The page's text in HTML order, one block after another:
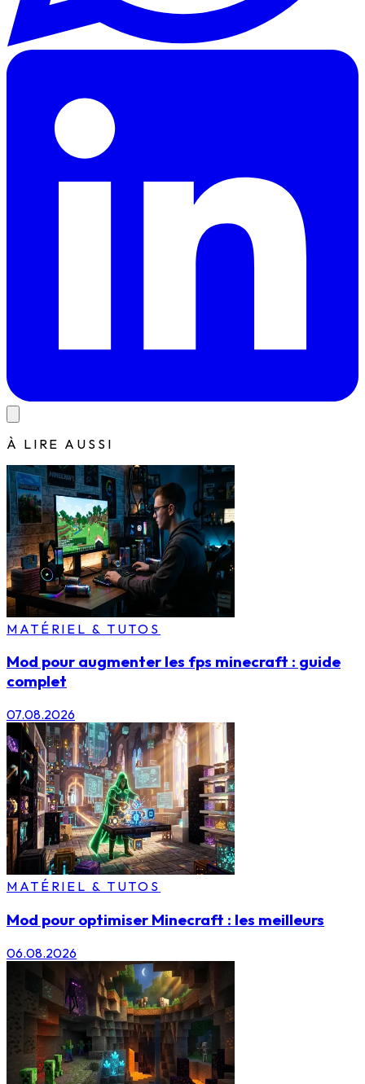
À LIRE AUSSI
MATÉRIEL & TUTOS
Mod pour augmenter les fps minecraft : guide
complet
07.08.2026
MATÉRIEL & TUTOS
Mod pour optimiser Minecraft : les meilleurs
06.08.2026